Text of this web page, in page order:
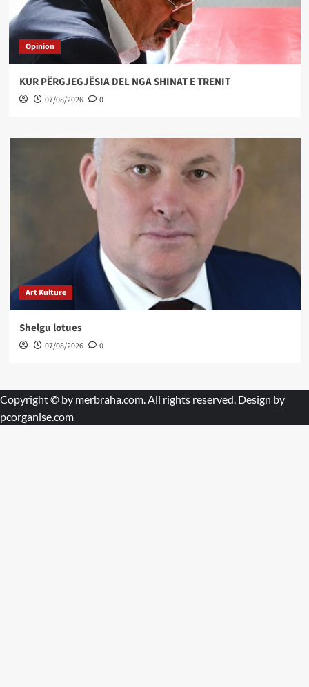
Opinion
KUR PËRGJEGJËSIA DEL NGA SHINAT E TRENIT
07/08/2026 0
Art Kulture
Shelgu lotues
07/08/2026 0
Copyright © by merbraha.com. All rights reserved. Design by
pcorganise.com